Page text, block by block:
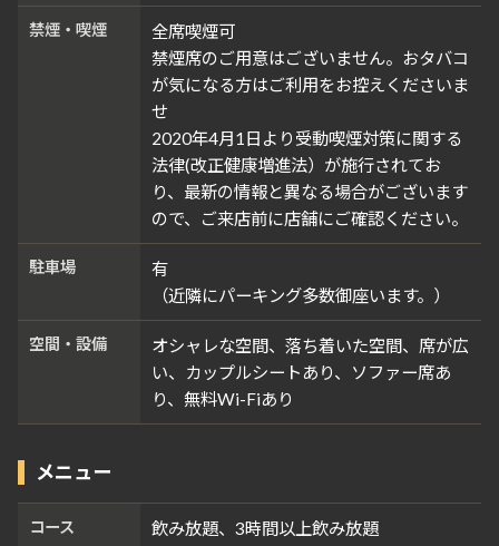
禁煙・喫煙
全席喫煙可
禁煙席のご用意はございません。おタバコ
が気になる方はご利用をお控えくださいま
せ
2020年4月1日より受動喫煙対策に関する
法律(改正健康増進法）が施行されてお
り、最新の情報と異なる場合がございます
ので、ご来店前に店舗にご確認ください。
駐車場
有
（近隣にパーキング多数御座います。）
空間・設備
オシャレな空間、落ち着いた空間、席が広
い、カップルシートあり、ソファー席あ
り、無料Wi-Fiあり
メニュー
コース 飲み放題、3時間以上飲み放題